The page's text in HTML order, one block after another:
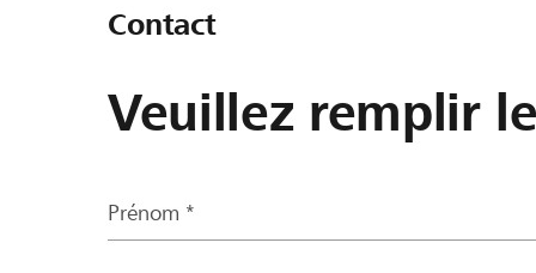
Contact
Veuillez remplir
Prénom *